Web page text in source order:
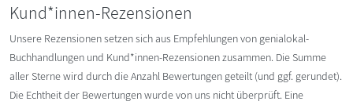
Kund*innen-Rezensionen
Unsere Rezensionen setzen sich aus Empfehlungen von genialokal-
Buchhandlungen und Kund*innen-Rezensionen zusammen. Die Summe
aller Sterne wird durch die Anzahl Bewertungen geteilt (und ggf. gerundet).
Die Echtheit der Bewertungen wurde von uns nicht überprüft. Eine